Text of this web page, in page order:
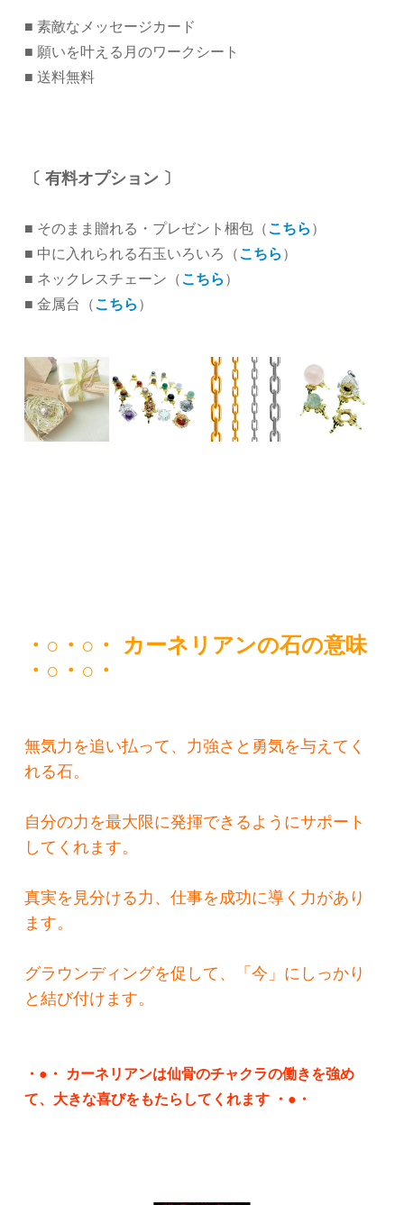
■ 素敵なメッセージカード
■ 願いを叶える月のワークシート
■ 送料無料
〔 有料オプション 〕
■ そのまま贈れる・プレゼント梱包（こちら ）
■ 中に入れられる石玉いろいろ（こちら ）
■ ネックレスチェーン（こちら ）
■ 金属台（こちら ）
・○・○・ カーネリアンの石の意味
・○・○・
無気力を追い払って、力強さと勇気を与えてく
れる石。
自分の力を最大限に発揮できるようにサポート
してくれます。
真実を見分ける力、仕事を成功に導く力があり
ます。
グラウンディングを促して、「今」にしっかり
と結び付けます。
・●・ カーネリアンは仙骨のチャクラの働きを強め
て、大きな喜びをもたらしてくれます ・●・